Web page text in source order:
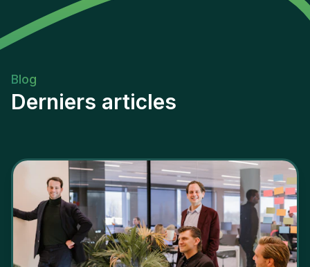
Blog
Derniers articles